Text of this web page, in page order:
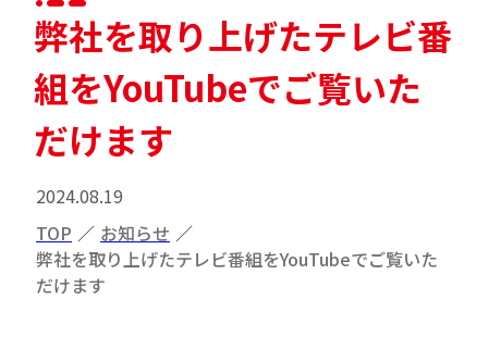
施工実績
私たちについて
お知らせ
採用情報
弊社を取り上げたテレビ番
組をYouTubeでご覧いた
だけます
2024.08.19
TOP ／ お知らせ ／
弊社を取り上げたテレビ番組をYouTubeでご覧いた
だけます